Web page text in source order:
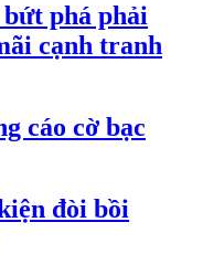
phá phải
cạnh tranh
cáo cờ bạc
đòi bồi